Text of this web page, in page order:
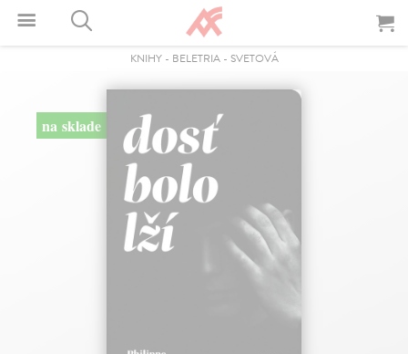
KNIHY- BELETRIA- SVETOVÁ
na sklade